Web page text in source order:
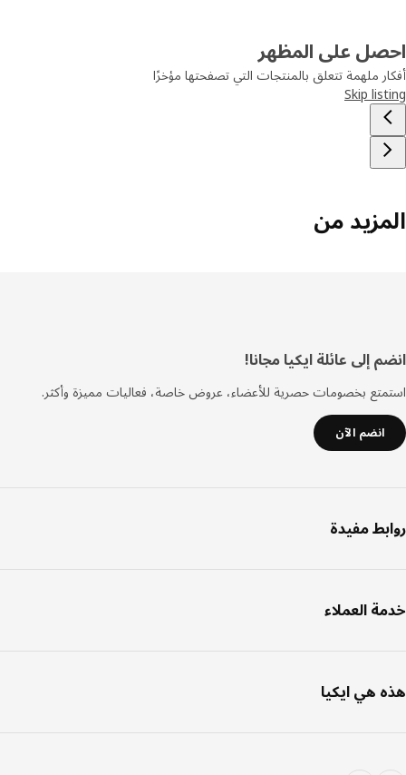
على المظهر
ملهمة تتعلق بالمنتجات التي تصفحتها مؤخرًا
Skip
من
إلى عائلة ايكيا مجانا!
بخصومات حصرية للأعضاء، عروض خاصة، فعاليات مميزة وأكثر.
انضم الآن
مفيدة
العملاء
هي ايكيا